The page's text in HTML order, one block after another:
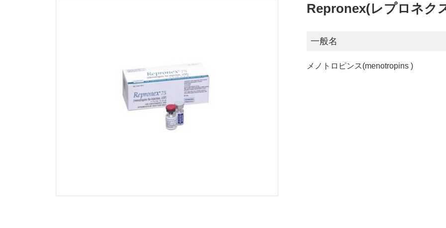
Repronex(レプロネク
一般名
メノトロピンス(menotropins )